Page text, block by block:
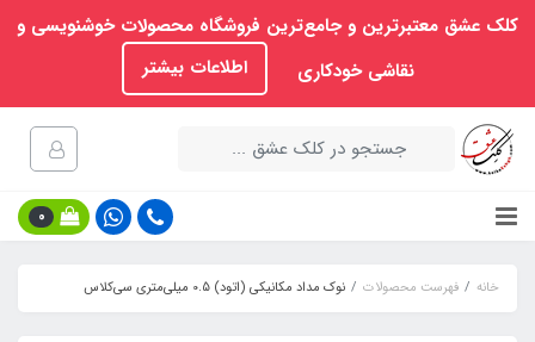
کلک عشق معتبرترین و جامع‌ترین فروشگاه محصولات خوشنویسی و
نقاشی خودکاری
اطلاعات بیشتر
0
خانه فهرست محصولات نوک مداد مکانیکی (اتود) 0.5 میلی‌متری سی‌کلاس